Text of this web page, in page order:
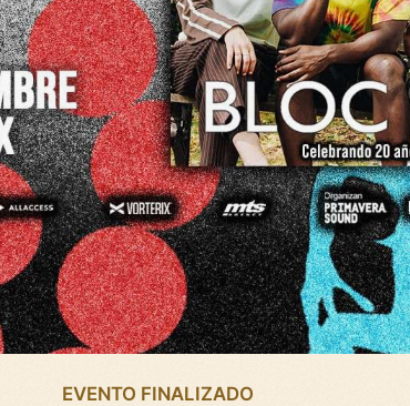
EVENTO FINALIZADO